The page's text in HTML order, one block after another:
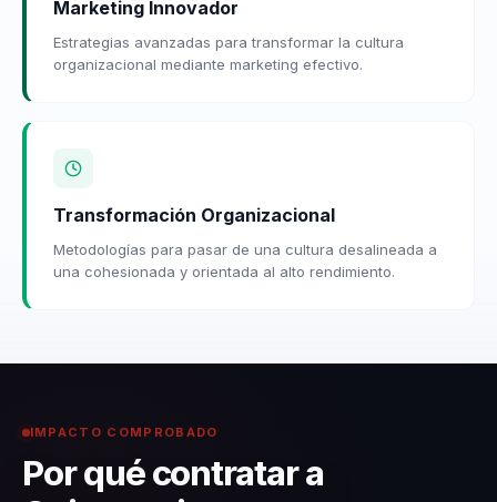
Marketing Innovador
Estrategias avanzadas para transformar la cultura
organizacional mediante marketing efectivo.
Transformación Organizacional
Metodologías para pasar de una cultura desalineada a
una cohesionada y orientada al alto rendimiento.
IMPACTO COMPROBADO
Por qué contratar a